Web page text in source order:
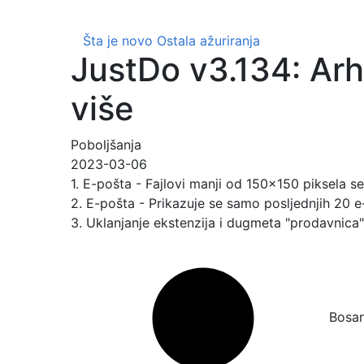
Šta je novo Ostala ažuriranja
JustDo v3.134:
više
Poboljšanja
2023-03-06
1. E-pošta - Fajlovi manji od 150x150 piksela
2. E-pošta - Prikazuje se samo posljednjih 20
3. Uklanjanje ekstenzija i dugmeta